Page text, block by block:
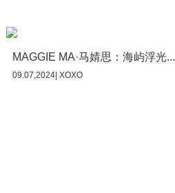
MAGGIE MA·马婧思：海屿浮光...
09.07,2024| XOXO